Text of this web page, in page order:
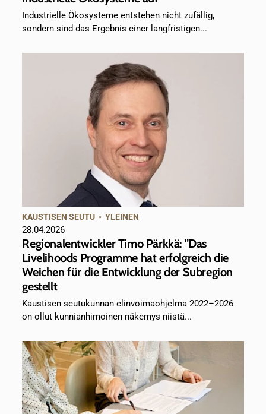
Industrielle Ökosysteme entstehen nicht zufällig,
sondern sind das Ergebnis einer langfristigen...
KAUSTISEN SEUTU •YLEINEN
28.04.2026
Regionalentwickler Timo Pärkkä: "Das
Livelihoods Programme hat erfolgreich die
Weichen für die Entwicklung der Subregion
gestellt
Kaustisen seutukunnan elinvoimaohjelma 2022–2026
on ollut kunnianhimoinen näkemys niistä...